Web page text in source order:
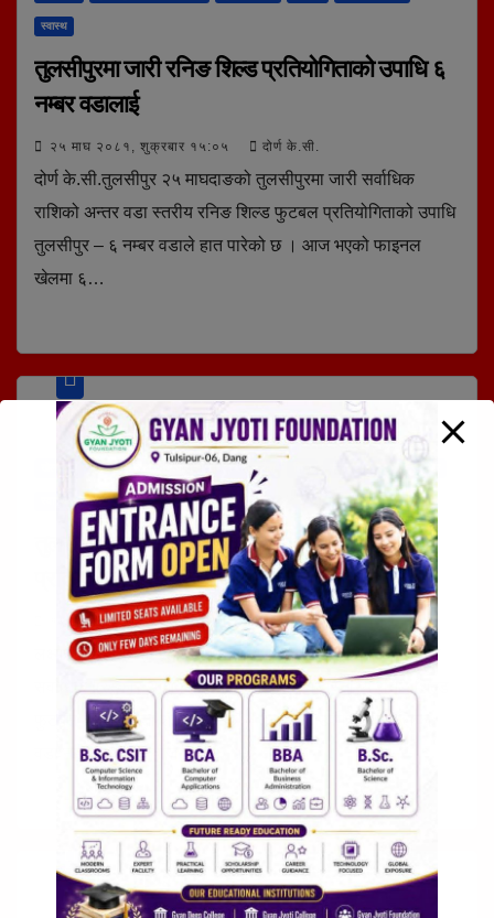
स्वास्थ
तुलसीपुरमा जारी रनिङ शिल्ड प्रतियोगिताको उपाधि ६
नम्बर वडालाई
२५ माघ २०८१, शुक्रबार १५:०५ दोर्ण के.सी.
दोर्ण के.सी.तुलसीपुर २५ माघदाङको तुलसीपुरमा जारी सर्वाधिक
राशिको अन्तर वडा स्तरीय रनिङ शिल्ड फुटबल प्रतियोगिताको उपाधि
तुलसीपुर – ६ नम्बर वडाले हात पारेको छ । आज भएको फाइनल
खेलमा ६…
तुलसीपुर उपमहानगरपालिका लुम्बिनी प्रदेश
तुलसीपुरमा सर्वाधिक पुरस्कार राशिको फुटबल
प्रतियोगिता सुरु, वडा नम्बर ६ को बिजयी शुरुवात
१९ माघ २०८१, शनिबार १५:१७ दोर्ण के.सी.
लक्ष्मण बस्नेततुलसीपुर, १९ माघ । दाङको तुलसीपुरमा शनिबारदेखि
सर्वाधिक पुरस्कार राशिको अध्यक्ष कप अन्तर वडास्तरिय रनिङ शिल्ड
फुटबल प्रतियोगिता शुरु भएको छ । तुलसीपुर उपमहानगरपालिका
वडा नम्बर ६ को आयोजना…